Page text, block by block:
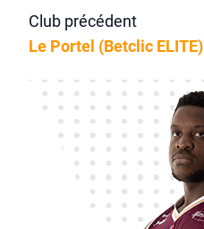
Club précédent
Le Portel (Betclic ELITE)